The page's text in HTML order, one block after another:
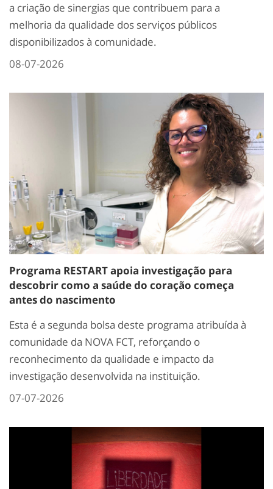
a criação de sinergias que contribuem para a
melhoria da qualidade dos serviços públicos
disponibilizados à comunidade.
08-07-2026
Programa RESTART apoia investigação para
descobrir como a saúde do coração começa
antes do nascimento
Esta é a segunda bolsa deste programa atribuída à
comunidade da NOVA FCT, reforçando o
reconhecimento da qualidade e impacto da
investigação desenvolvida na instituição.
07-07-2026